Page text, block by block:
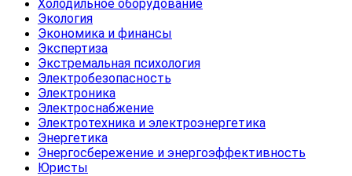
Холодильное оборудование
Экология
Экономика и финансы
Экспертиза
Экстремальная психология
Электробезопасность
Электроника
Электроснабжение
Электротехника и электроэнергетика
Энергетика
Энергосбережение и энергоэффективность
Юристы